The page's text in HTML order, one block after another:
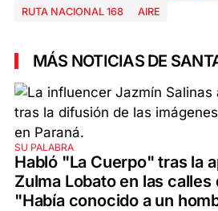
RUTA NACIONAL 168
AIRE
MÁS NOTICIAS DE
SU PALABRA
Habló "La Cuerpo" tras la
Zulma Lobato en las calles
"Había conocido a un